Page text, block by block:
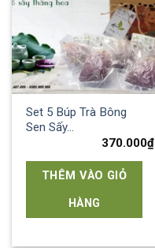
Set 5 Búp Trà Bông
Sen Sấy…
370.000₫
THÊM VÀO GIỎ
HÀNG